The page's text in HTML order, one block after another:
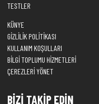
TESTLER
KÜNYE
GİZLİLİK POLİTİKASI
KULLANIM KOŞULLARI
BİLGİ TOPLUMU HİZMETLERİ
ÇEREZLERİ YÖNET
BİZİ TAKİP EDİN